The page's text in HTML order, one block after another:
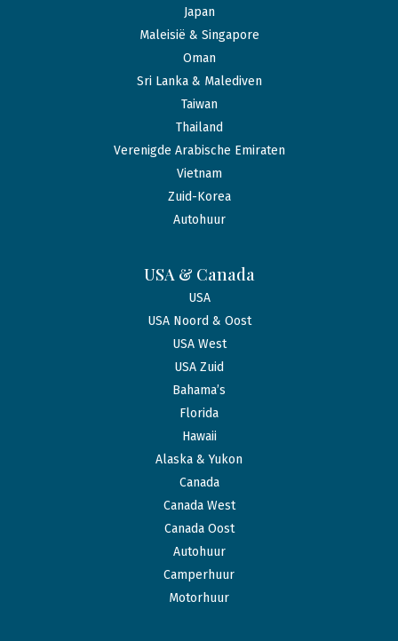
Japan
Maleisië & Singapore
Oman
Sri Lanka & Malediven
Taiwan
Thailand
Verenigde Arabische Emiraten
Vietnam
Zuid-Korea
Autohuur
USA & Canada
USA
USA Noord & Oost
USA West
USA Zuid
Bahama’s
Florida
Hawaii
Alaska & Yukon
Canada
Canada West
Canada Oost
Autohuur
Camperhuur
Motorhuur